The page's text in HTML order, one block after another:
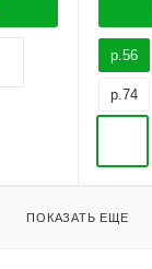
р.56
р.74
ПОКАЗАТЬ ЕЩЕ